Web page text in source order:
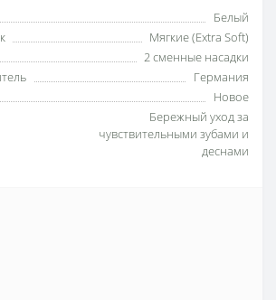
Белый
Мягкие (Extra Soft)
2 сменные насадки
Германия
Новое
Бережный уход за
чувствительными зубами и
деснами